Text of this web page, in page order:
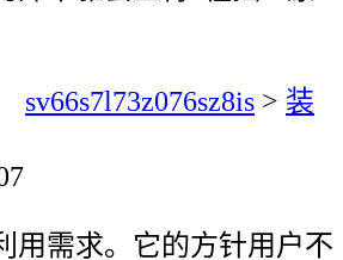
sv66s7l73z076sz8is > 装
需求。它的方针用户不